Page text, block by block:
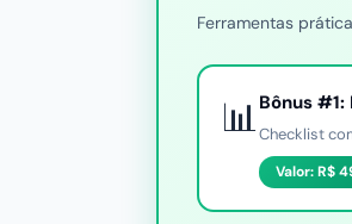
Ferramentas
📊 Bônus
Checklist
Valor: R$